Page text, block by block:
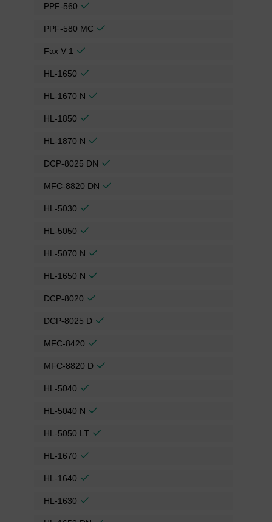
PPF-560
PPF-580 MC
Fax V 1
HL-1650
HL-1670 N
HL-1850
HL-1870 N
DCP-8025 DN
MFC-8820 DN
HL-5030
HL-5050
HL-5070 N
HL-1650 N
DCP-8020
DCP-8025 D
MFC-8420
MFC-8820 D
HL-5040
HL-5040 N
HL-5050 LT
HL-1670
HL-1640
HL-1630